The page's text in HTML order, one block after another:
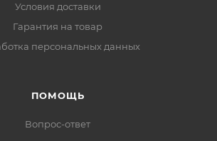
Условия доставки
Гарантия на товар
персональных данных
ПОМОЩЬ
Вопрос-ответ